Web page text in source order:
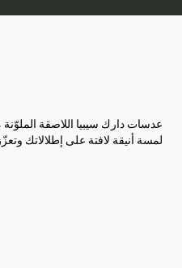
عدسات دارك سيبيا اللاصقة
لمسة أنيقة لافتة على إطلالاتك